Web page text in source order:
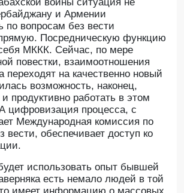
и Армении
по вопросам без вести
Посредническую функцию
МККК. Сейчас, по мере
повестки, взаимоотношения
переходят на качественно новый
возможность, наконец,
продуктивно работать в этом
цифровизация процесса, с
Международная комиссия по
вести, обеспечивает доступ ко
использовать опыт бывшей
есть немало людей в той